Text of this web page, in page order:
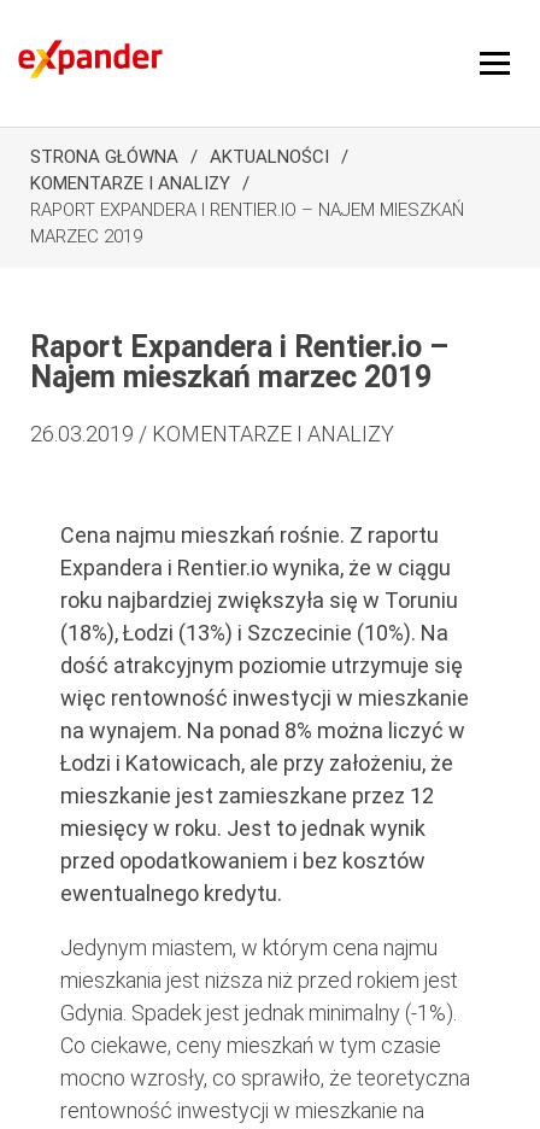
STRONA GŁÓWNA
AKTUALNOŚCI
KOMENTARZE I ANALIZY
RAPORT EXPANDERA I RENTIER.IO – NAJEM MIESZKAŃ
MARZEC 2019
Raport Expandera i Rentier.io –
Najem mieszkań marzec 2019
26.03.2019 / KOMENTARZE I ANALIZY
Cena najmu mieszkań rośnie. Z raportu
Expandera i Rentier.io wynika, że w ciągu
roku najbardziej zwiększyła się w Toruniu
(18%), Łodzi (13%) i Szczecinie (10%). Na
dość atrakcyjnym poziomie utrzymuje się
więc rentowność inwestycji w mieszkanie
na wynajem. Na ponad 8% można liczyć w
Łodzi i Katowicach, ale przy założeniu, że
mieszkanie jest zamieszkane przez 12
miesięcy w roku. Jest to jednak wynik
przed opodatkowaniem i bez kosztów
ewentualnego kredytu.
Jedynym miastem, w którym cena najmu
mieszkania jest niższa niż przed rokiem jest
Gdynia. Spadek jest jednak minimalny (-1%).
Co ciekawe, ceny mieszkań w tym czasie
mocno wzrosły, co sprawiło, że teoretyczna
rentowność inwestycji w mieszkanie na